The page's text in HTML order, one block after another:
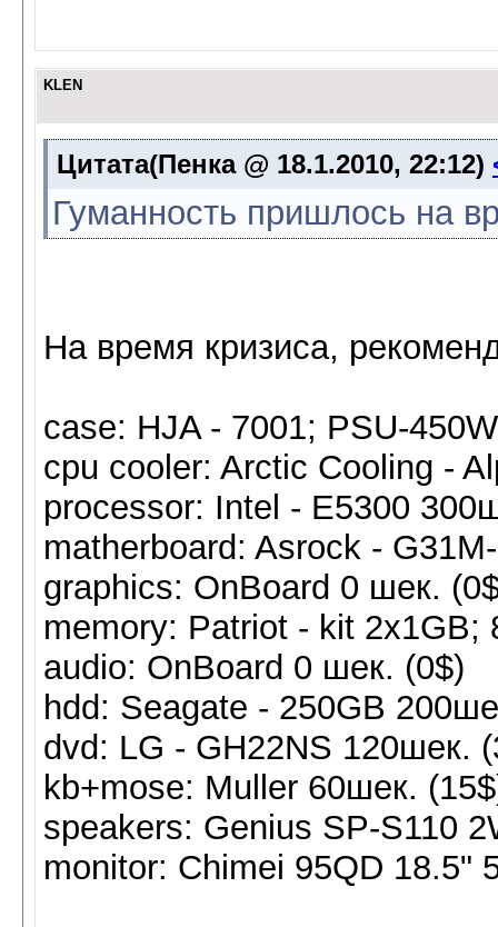
KLEN
Цитата(Пенка @ 18.1.2010, 22:12)
Гуманность пришлось на
На время кризиса,
case: HJA - 7001; PSU-
cpu cooler: Arctic Cooling -
processor: Intel - E5300
matherboard: Asrock -
graphics: OnBoard 0 шек.
memory: Patriot - kit 2x1GB;
audio: OnBoard 0 шек. (0$)
hdd: Seagate - 250GB
dvd: LG - GH22NS 120шек.
kb+mose: Muller 60шек.
speakers: Genius SP-S110
monitor: Chimei 95QD 18.5"